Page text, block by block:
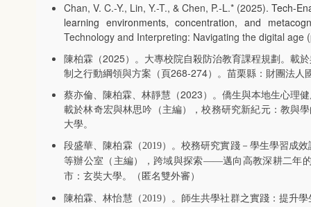
Chan, V. C.-Y., Lin, Y.-T., & Chen, P.-L.* (2025). Tech-
learning environments, concentration, and
Technology and Interpreting: Navigating the digital
陳柏霖（2025）。大專校院自殺防治教育課程規劃。載
制之行動綱領與方案（頁268-274）。苗栗縣：財團法人
蔡亦倫、陳柏霖、林靜慧（2023）。僑生與本地生心理
載於林奇宏與林思吟（主編），校務研究新紀元：教與
大學。
段盛華、陳柏霖（2019）。校務研究實踐－學生學習成
等辦公室（主編），跨域與探索――邁向高教深耕二年
市：玄奘大學。（匿名雙外審）
陳柏霖、林怡慧（2019）。師生共學社群之實踐：提升